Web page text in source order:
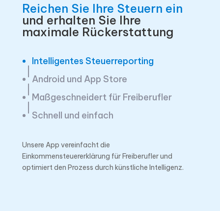
Reichen Sie Ihre Steuern ein
und erhalten Sie Ihre
maximale Rückerstattung
Intelligentes Steuerreporting
Android und App Store
Maßgeschneidert für Freiberufler
Schnell und einfach
Unsere App vereinfacht die
Einkommensteuererklärung für Freiberufler und
optimiert den Prozess durch künstliche Intelligenz.